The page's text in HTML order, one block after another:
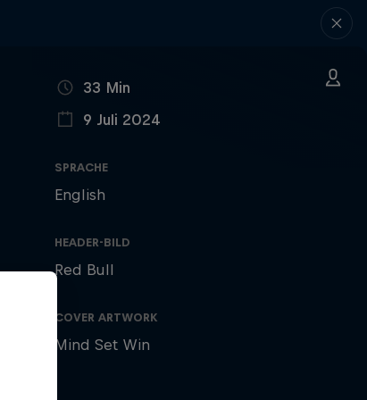
LÄNGE33 Min
9 Juli 2024
SPRACHE
English
HEADER-BILD
Red Bull
COVER ARTWORK
Mind Set Win